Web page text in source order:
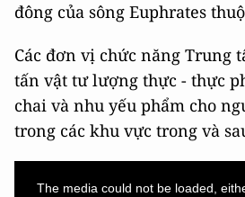
đông của sông Euphrates
Các đơn vị chức năng Trung
tấn vật tư lượng thực - thực
chai và nhu yếu phẩm cho
trong các khu vực trong và
The media could not be loaded,